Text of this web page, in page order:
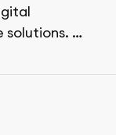
solutions.